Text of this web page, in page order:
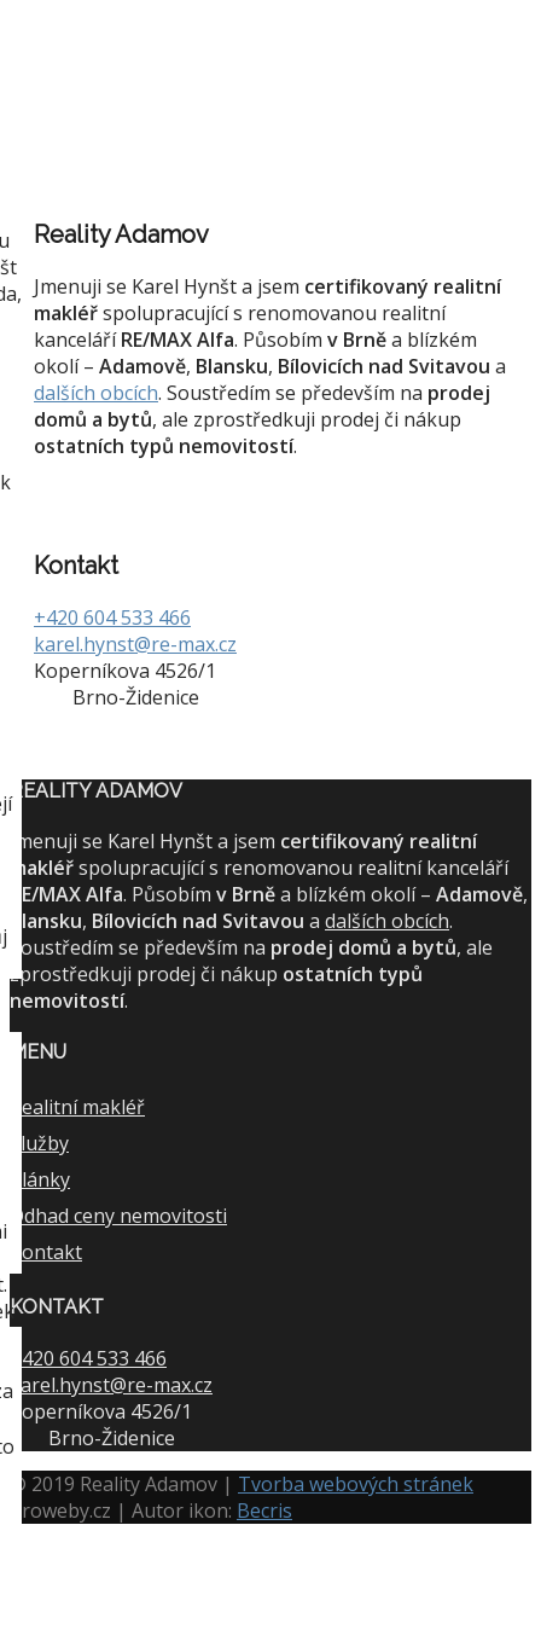
Reality Adamov
Jmenuji se Karel Hynšt a jsem certifikovaný realitní
makléřspolupracující s renomovanou realitní
kanceláříRE/MAX Alfa. Působím v Brněa blízkém
okolí – Adamově, Blansku, Bílovicích nad Svitavou a
dalších obcích. Soustředím se především na prodej
domů a bytů, ale zprostředkuji prodej či nákup
ostatních typů nemovitostí.
Kontakt
+420 604 533 466
karel.hynst@re-max.cz
Koperníkova 4526/1
Brno-Židenice
REALITY ADAMOV
Jmenuji se Karel Hynšt a jsem certifikovaný realitní
makléřspolupracující s renomovanou realitní kanceláří
RE/MAX Alfa. Působím v Brněa blízkém okolí – Adamově,
Blansku, Bílovicích nad Svitavou a dalších obcích.
Soustředím se především na prodej domů a bytů, ale
zprostředkuji prodej či nákup ostatních typů
nemovitostí.
MENU
Realitní makléř
Služby
Články
Odhad ceny nemovitosti
Kontakt
KONTAKT
+420 604 533 466
karel.hynst@re-max.cz
Koperníkova 4526/1
Brno-Židenice
© 2019 Reality Adamov | Tvorba webových stránek
Proweby.cz | Autor ikon: Becris